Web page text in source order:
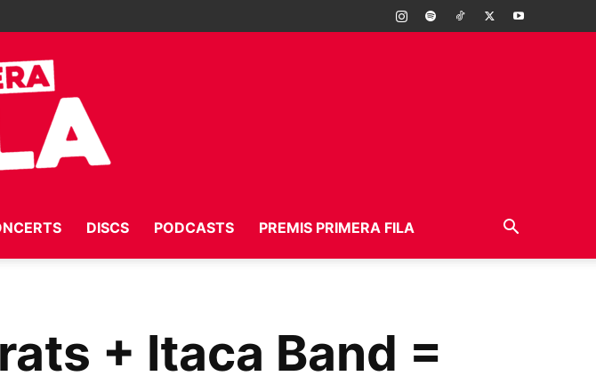
Fila
DISCS PODCASTS PREMIS PRIMERA FILA
+ Itaca Band =